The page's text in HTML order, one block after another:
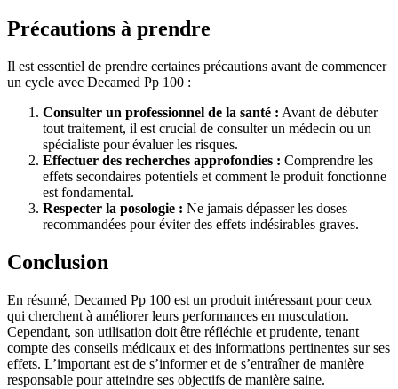
Précautions à prendre
Il est essentiel de prendre certaines précautions avant de commencer
un cycle avec Decamed Pp 100 :
Consulter un professionnel de la santé : Avant de débuter
tout traitement, il est crucial de consulter un médecin ou un
spécialiste pour évaluer les risques.
Effectuer des recherches approfondies : Comprendre les
effets secondaires potentiels et comment le produit fonctionne
est fondamental.
Respecter la posologie : Ne jamais dépasser les doses
recommandées pour éviter des effets indésirables graves.
Conclusion
En résumé, Decamed Pp 100 est un produit intéressant pour ceux
qui cherchent à améliorer leurs performances en musculation.
Cependant, son utilisation doit être réfléchie et prudente, tenant
compte des conseils médicaux et des informations pertinentes sur ses
effets. L’important est de s’informer et de s’entraîner de manière
responsable pour atteindre ses objectifs de manière saine.